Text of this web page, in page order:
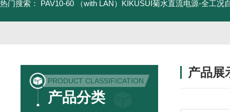
热门搜索： PAV10-60 （with LAN）KIKUSUI菊水直流电源-全工况
PRODUCT CLASSIFICATION
产品分类
产品展